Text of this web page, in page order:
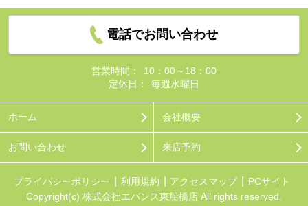
電話でお問い合わせ
営業時間：
10：00～18：00
定休日：
毎週水曜日
ホーム 会社概要
お問い合わせ 来店予約
プライバシーポリシー 利用規約 アクセスマップ
PCサイト
Copyright(c) 株式会社エバンス東船橋店 All rights reserved.